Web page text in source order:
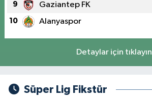
9 Gaziantep FK
10 Alanyaspor
Detaylar için tıklayın
Süper Lig Fikstür